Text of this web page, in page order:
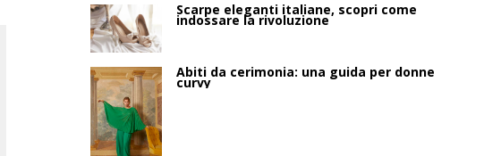
Scarpe eleganti italiane, scopri come
indossare la rivoluzione
Abiti da cerimonia: una guida per donne
curvy